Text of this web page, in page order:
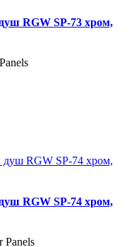
RGW SP-73 хром,
RGW SP-74 хром,
Panels